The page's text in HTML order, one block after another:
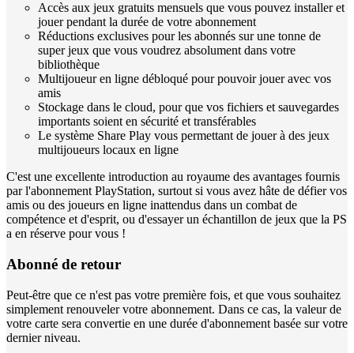
Accès aux jeux gratuits mensuels que vous pouvez installer et
jouer pendant la durée de votre abonnement
Réductions exclusives pour les abonnés sur une tonne de
super jeux que vous voudrez absolument dans votre
bibliothèque
Multijoueur en ligne débloqué pour pouvoir jouer avec vos
amis
Stockage dans le cloud, pour que vos fichiers et sauvegardes
importants soient en sécurité et transférables
Le système Share Play vous permettant de jouer à des jeux
multijoueurs locaux en ligne
C'est une excellente introduction au royaume des avantages fournis
par l'abonnement PlayStation, surtout si vous avez hâte de défier vos
amis ou des joueurs en ligne inattendus dans un combat de
compétence et d'esprit, ou d'essayer un échantillon de jeux que la PS
a en réserve pour vous !
Abonné de retour
Peut-être que ce n'est pas votre première fois, et que vous souhaitez
simplement renouveler votre abonnement. Dans ce cas, la valeur de
votre carte sera convertie en une durée d'abonnement basée sur votre
dernier niveau.